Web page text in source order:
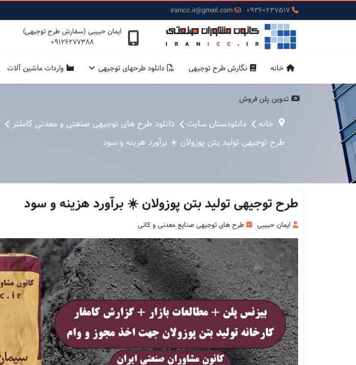
09360237517
iranicc.ir@gmail.com
ایمان حبیبی (سفارش طرح توجیهی)
09126277388
خانه نگارش طرح توجیهی دانلود طرحهای توجیهی واردات ماشین آلات
تدوین پلن فروش
خانه دانلودستان سایت دانلود طرح های توجیهی صنعتی و معدنی کاملتر
طرح توجیهی تولید بتن پوزولان ☀️ برآورد هزینه و سود
طرح توجیهی تولید بتن پوزولان ☀️ برآورد هزینه و سود
ایمان حبیبی طرح های توجیهی صنایع معدنی و کانی